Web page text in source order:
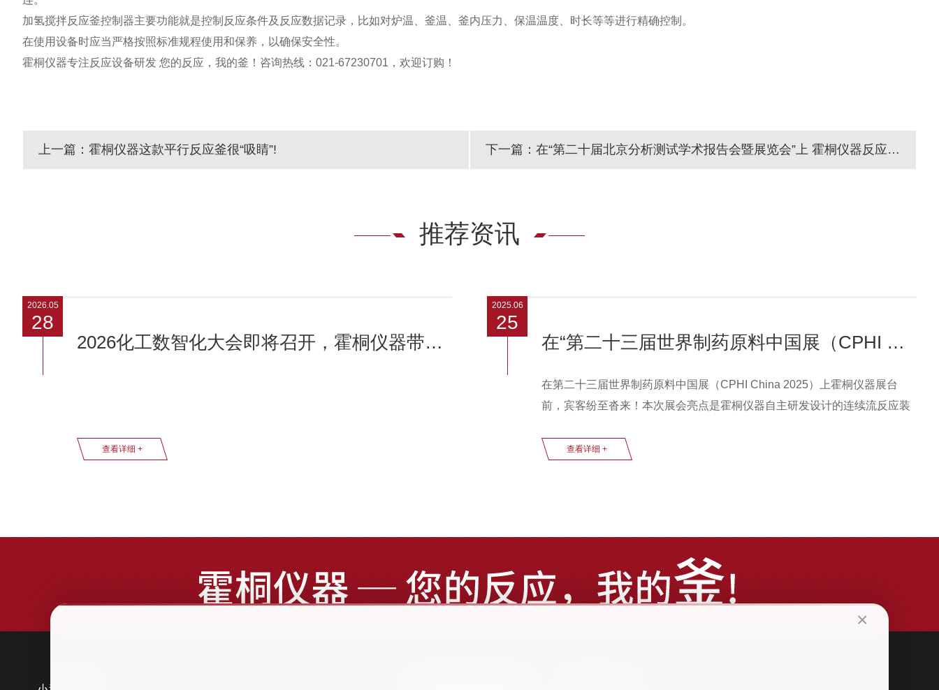
加氢搅拌反应釜控制器主要功能就是控制反应条件及反应数据记录，比如对炉温、釜温、釜内压力、保温温度、时长等等进行精确控制。
在使用设备时应当严格按照标准规程使用和保养，以确保安全性。
霍桐仪器专注反应设备研发 您的反应，我的釜！咨询热线：021-67230701，欢迎订购！
上一篇：霍桐仪器这款平行反应釜很“吸睛”! 下一篇：在“第二十届北京分析测试学术报告会暨展览会”上 霍桐仪器反应釜使得众多观展者兴趣盎然！
推荐资讯
2026.05
28
2026化工数智化大会即将召开，霍桐仪器带来中试聚合装置
查看详细 +
2025.06
25
在“第二十三届世界制药原料中国展（CPHI China 2025）上”霍桐仪器展台前，宾客纷至沓来！
在第二十三届世界制药原料中国展（CPHI China 2025）上霍桐仪器展台
前，宾客纷至沓来！本次展会亮点是霍桐仪器自主研发设计的连续流反应装
查看详细 +
×